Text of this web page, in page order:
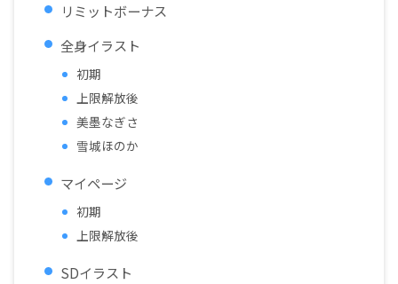
リミットボーナス
全身イラスト
初期
上限解放後
美墨なぎさ
雪城ほのか
マイページ
初期
上限解放後
SDイラスト